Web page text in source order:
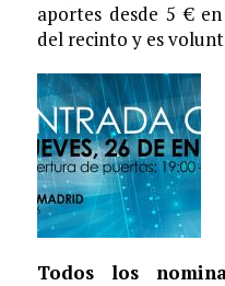
aportes desde 5 €
del recinto y es
Todos los